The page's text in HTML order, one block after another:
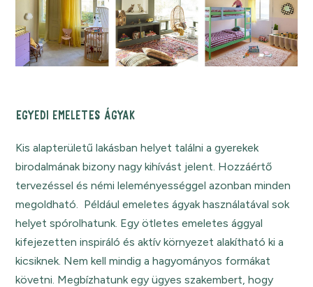
EGYEDI EMELETES ÁGYAK
Kis alapterületű lakásban helyet találni a gyerekek
birodalmának bizony nagy kihívást jelent. Hozzáértő
tervezéssel és némi leleményességgel azonban minden
megoldható. Például emeletes ágyak használatával sok
helyet spórolhatunk. Egy ötletes emeletes ággyal
kifejezetten inspiráló és aktív környezet alakítható ki a
kicsiknek. Nem kell mindig a hagyományos formákat
követni. Megbízhatunk egy ügyes szakembert, hogy